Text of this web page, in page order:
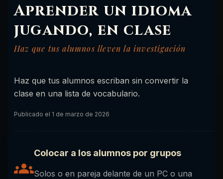
Aprender un idioma
jugando, en clase
Haz que tus alumnos lleven la investigación
Haz que tus alumnos escriban sin convertir la
clase en una lista de vocabulario.
Publicado el 1 de marzo de 2026
Colocar a los alumnos por grupos
Solos o en pareja delante de un PC o una